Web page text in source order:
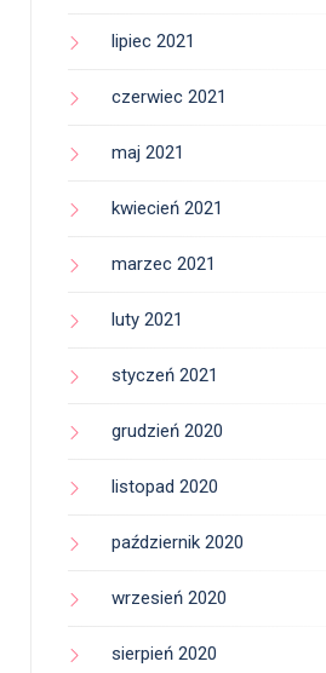
lipiec 2021
czerwiec 2021
maj 2021
kwiecień 2021
marzec 2021
luty 2021
styczeń 2021
grudzień 2020
listopad 2020
październik 2020
wrzesień 2020
sierpień 2020